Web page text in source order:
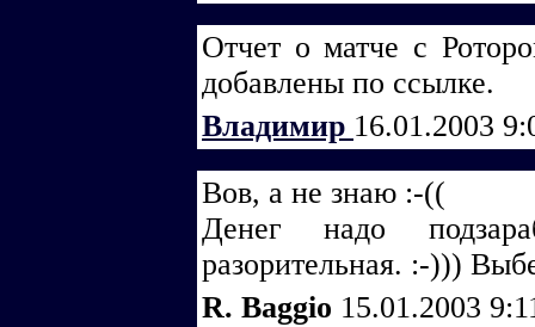
Отчет о матче с
добавлены по ссылке.
Владимир 16.01.2003
Вов, а не знаю :-((
Денег надо
разорительная. :-)))
R. Baggio 15.01.2003